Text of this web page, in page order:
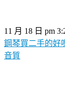
11 月 18 日 pm
鋼琴買二手的好
音質